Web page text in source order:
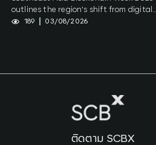
outlines the region's shift from digital
payments to institution-grade digital
than regulation or technology as the
binding constraint on tokenisation and
189 03/08/2026
ติดตาม SCBX